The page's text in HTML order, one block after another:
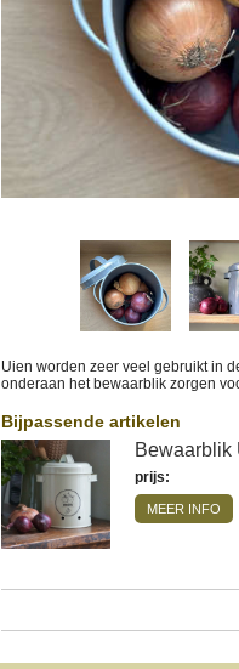
Uien worden zeer veel gebruikt in
onderaan het bewaarblik zorgen
Bijpassende artikelen
Bewaarblik
prijs:
MEER INFO